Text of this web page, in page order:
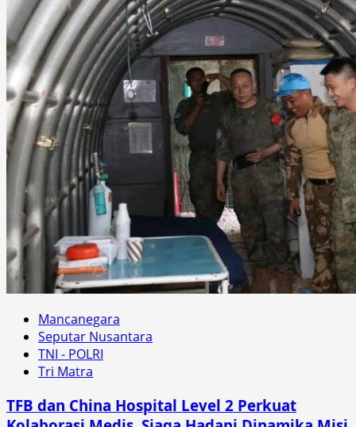
Mancanegara
Seputar Nusantara
TNI - POLRI
Tri Matra
TFB dan China Hospital Level 2 Perkuat